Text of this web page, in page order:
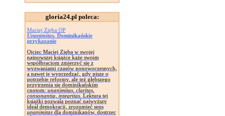
gloria24.pl poleca:
Maciej Zięba OP
Unanimitas. Dominikańskie
przykazanie
Ojciec Maciej Zięba w swojej
najnowszej książce każe swoim
współbraciom zmierzyć się z
wyzwaniami czasów ponowoczesnych,
a nawet je wyprzedzać, gdy pisze o
potrzebie reformy, ale też głębszego
przyjrzenia się dominikańskim
cnotom: unanimitas, claritas,
consonantia, integritas. Lektura tej
książki pozwala poznać najwyższy
ideał demokracji, zrozumieć sens
unanimitasdla dominikanów, dostrzec